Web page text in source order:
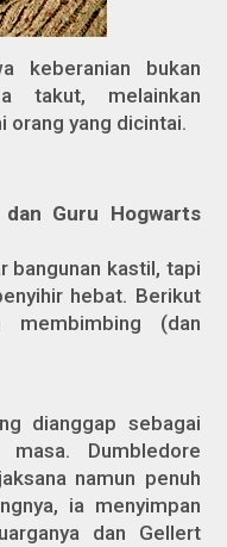
keberanian bukan
takut, melainkan
orang yang dicintai.
Guru Hogwarts
bangunan kastil, tapi
hebat. Berikut
membimbing (dan
dianggap sebagai
Dumbledore
namun penuh
ia menyimpan
dan Gellert